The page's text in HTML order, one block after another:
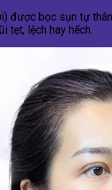
được bọc sụn tự
tẹt, lệch hay hếch.